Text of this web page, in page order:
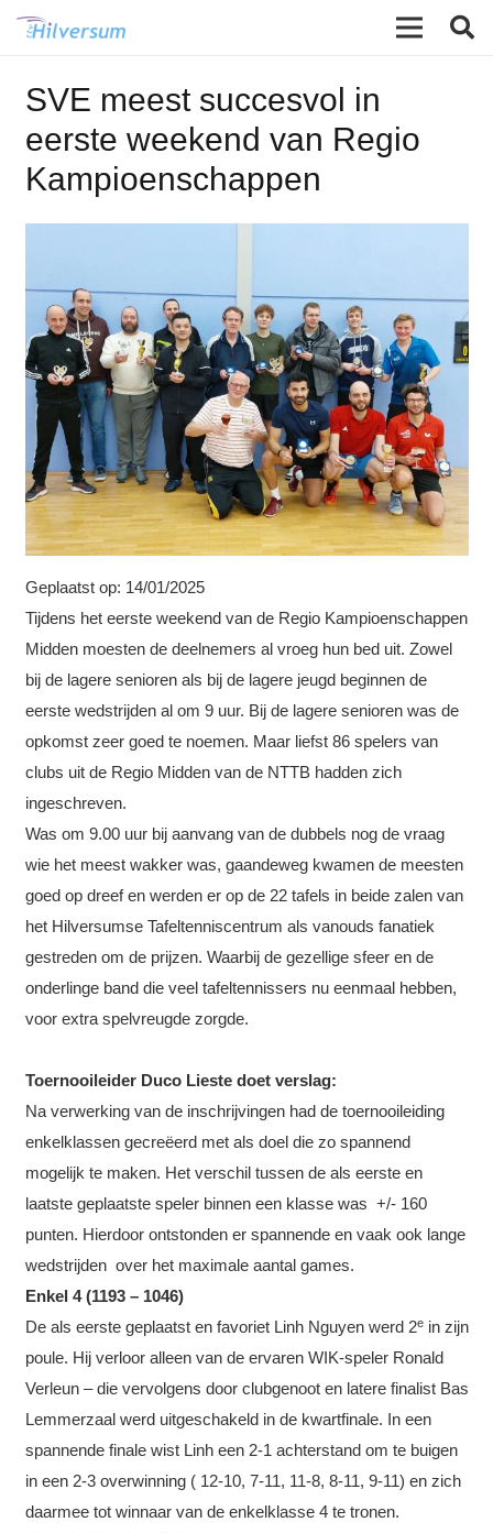
SVE meest succesvol in
eerste weekend van Regio
Kampioenschappen
Geplaatst op: 14/01/2025
Tijdens het eerste weekend van de Regio Kampioenschappen
Midden moesten de deelnemers al vroeg hun bed uit. Zowel
bij de lagere senioren als bij de lagere jeugd beginnen de
eerste wedstrijden al om 9 uur. Bij de lagere senioren was de
opkomst zeer goed te noemen. Maar liefst 86 spelers van
clubs uit de Regio Midden van de NTTB hadden zich
ingeschreven.
Was om 9.00 uur bij aanvang van de dubbels nog de vraag
wie het meest wakker was, gaandeweg kwamen de meesten
goed op dreef en werden er op de 22 tafels in beide zalen van
het Hilversumse Tafeltenniscentrum als vanouds fanatiek
gestreden om de prijzen. Waarbij de gezellige sfeer en de
onderlinge band die veel tafeltennissers nu eenmaal hebben,
voor extra spelvreugde zorgde.
Toernooileider Duco Lieste doet verslag:
Na verwerking van de inschrijvingen had de toernooileiding
enkelklassen gecreëerd met als doel die zo spannend
mogelijk te maken. Het verschil tussen de als eerste en
laatste geplaatste speler binnen een klasse was +/- 160
punten. Hierdoor ontstonden er spannende en vaak ook lange
wedstrijden over het maximale aantal games.
Enkel 4 (1193 – 1046)
De als eerste geplaatst en favoriet Linh Nguyen werd 2ein zijn
poule. Hij verloor alleen van de ervaren WIK-speler Ronald
Verleun – die vervolgens door clubgenoot en latere finalist Bas
Lemmerzaal werd uitgeschakeld in de kwartfinale. In een
spannende finale wist Linh een 2-1 achterstand om te buigen
in een 2-3 overwinning ( 12-10, 7-11, 11-8, 8-11, 9-11) en zich
daarmee tot winnaar van de enkelklasse 4 te tronen.